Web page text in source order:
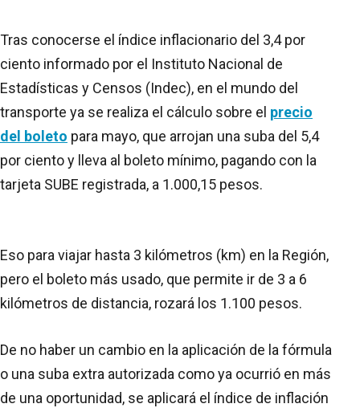
Tras conocerse el índice inflacionario del 3,4 por
ciento informado por el Instituto Nacional de
Estadísticas y Censos (Indec), en el mundo del
transporte ya se realiza el cálculo sobre el precio
del boleto para mayo, que arrojan una suba del 5,4
por ciento y lleva al boleto mínimo, pagando con la
tarjeta SUBE registrada, a 1.000,15 pesos.
Eso para viajar hasta 3 kilómetros (km) en la Región,
pero el boleto más usado, que permite ir de 3 a 6
kilómetros de distancia, rozará los 1.100 pesos.
De no haber un cambio en la aplicación de la fórmula
o una suba extra autorizada como ya ocurrió en más
de una oportunidad, se aplicará el índice de inflación